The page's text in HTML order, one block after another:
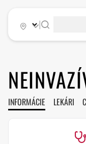
INFORMÁCIE LEKÁRI